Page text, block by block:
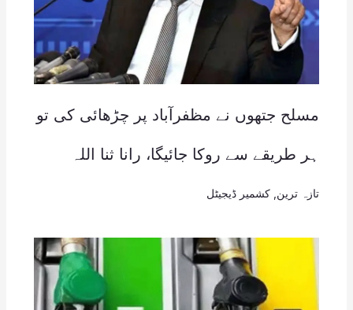
مسلح جتھوں نے مظفرآباد پر چڑھائی کی تو
ہر طریقے سے روکا جائیگا، رانا ثنا اللہ
تازہ ترین کشمیر ڈیجیٹل